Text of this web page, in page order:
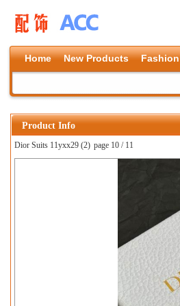
Home New Products Fashion
Product Info
Dior Suits 11yxx29 (2) page 10 / 11